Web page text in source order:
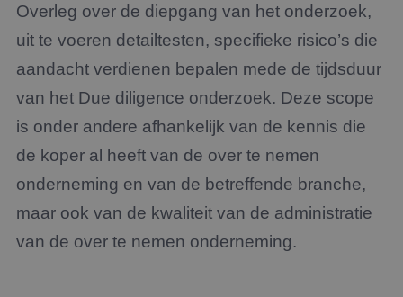
Overleg over de diepgang van het onderzoek,
uit te voeren detailtesten, specifieke risico’s die
aandacht verdienen bepalen mede de tijdsduur
van het Due diligence onderzoek. Deze scope
is onder andere afhankelijk van de kennis die
de koper al heeft van de over te nemen
onderneming en van de betreffende branche,
maar ook van de kwaliteit van de administratie
van de over te nemen onderneming.